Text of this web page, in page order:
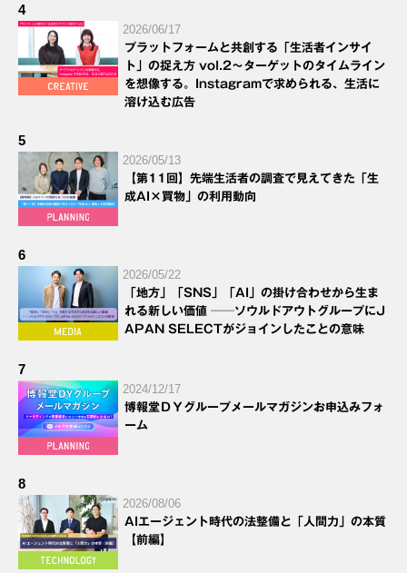
4
2026/06/17
プラットフォームと共創する「生活者インサイ
ト」の捉え方 vol.2～ターゲットのタイムライン
を想像する。Instagramで求められる、生活に
溶け込む広告
5
2026/05/13
【第11回】先端生活者の調査で見えてきた「生
成AI×買物」の利用動向
6
2026/05/22
「地方」「SNS」「AI」の掛け合わせから生ま
れる新しい価値 ──ソウルドアウトグループにJ
APAN SELECTがジョインしたことの意味
7
2024/12/17
博報堂ＤＹグループメールマガジンお申込みフォ
ーム
8
2026/08/06
AIエージェント時代の法整備と「人間力」の本質
【前編】